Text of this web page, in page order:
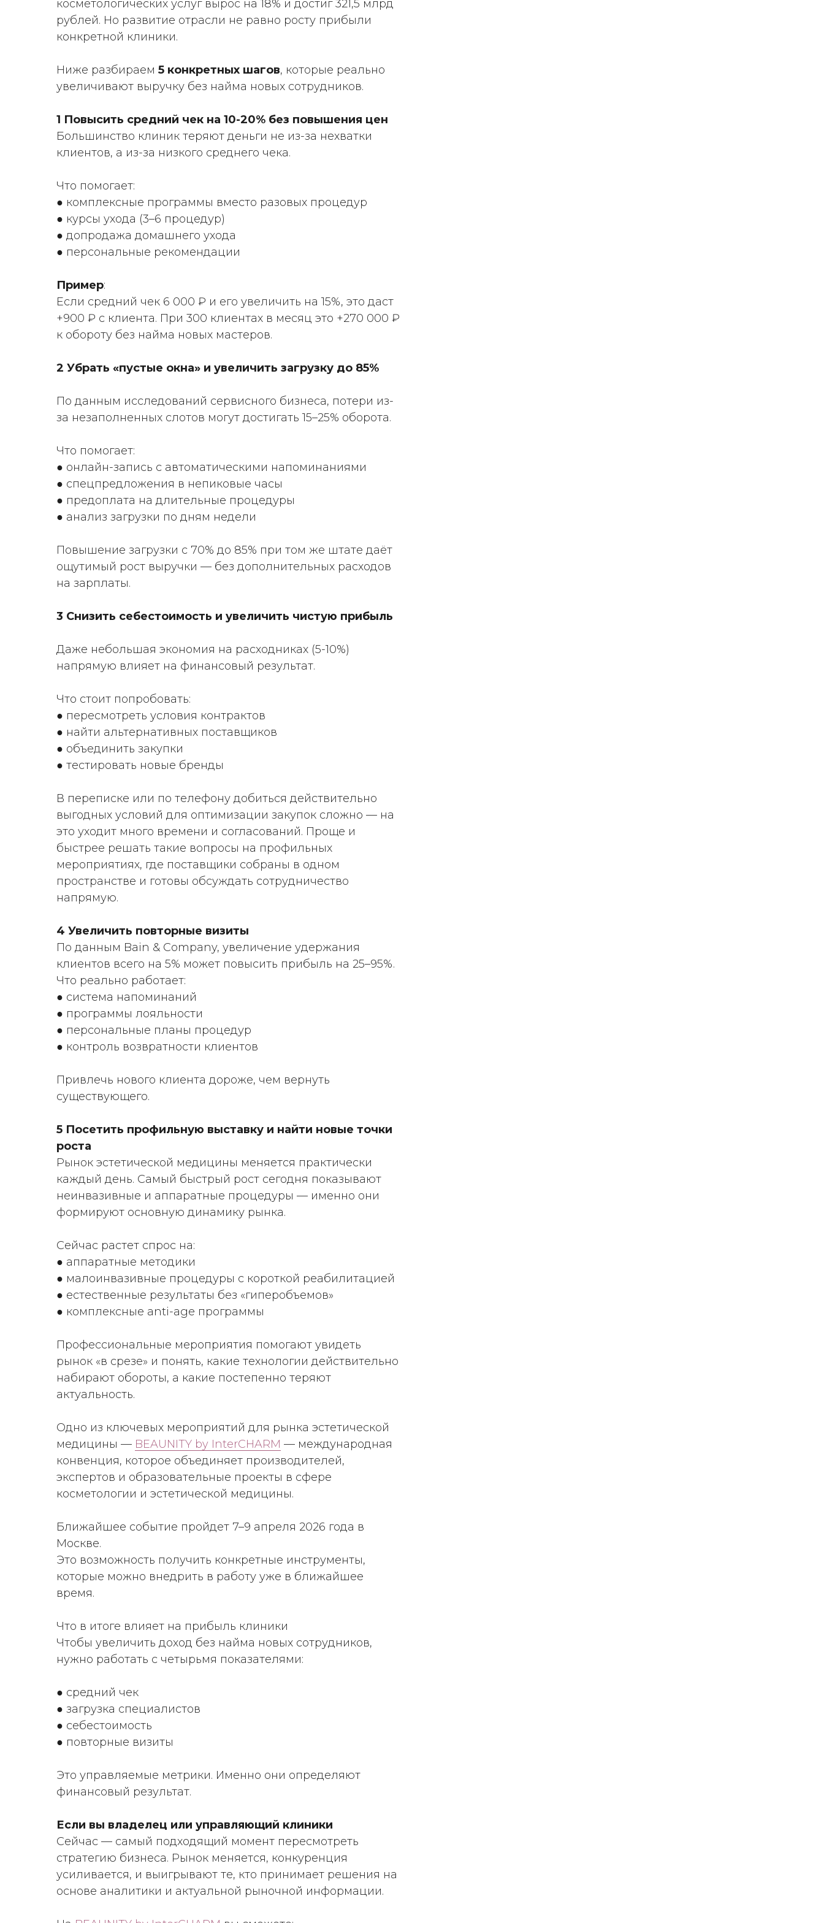
косметологических услуг вырос на 18% и достиг 321,5 млрд
рублей. Но развитие отрасли не равно росту прибыли
конкретной клиники.
Ниже разбираем 5 конкретных шагов, которые реально
увеличивают выручку без найма новых сотрудников.
1 Повысить средний чек на 10-20% без повышения цен
Большинство клиник теряют деньги не из-за нехватки
клиентов, а из-за низкого среднего чека.
Что помогает:
● комплексные программы вместо разовых процедур
● курсы ухода (3–6 процедур)
● допродажа домашнего ухода
● персональные рекомендации
Пример:
Если средний чек 6 000 ₽ и его увеличить на 15%, это даст
+900 ₽ с клиента. При 300 клиентах в месяц это +270 000 ₽
к обороту без найма новых мастеров.
2 Убрать «пустые окна» и увеличить загрузку до 85%
По данным исследований сервисного бизнеса, потери из-
за незаполненных слотов могут достигать 15–25% оборота.
Что помогает:
● онлайн-запись с автоматическими напоминаниями
● спецпредложения в непиковые часы
● предоплата на длительные процедуры
● анализ загрузки по дням недели
Повышение загрузки с 70% до 85% при том же штате даёт
ощутимый рост выручки — без дополнительных расходов
на зарплаты.
3 Снизить себестоимость и увеличить чистую прибыль
Даже небольшая экономия на расходниках (5-10%)
напрямую влияет на финансовый результат.
Что стоит попробовать:
● пересмотреть условия контрактов
● найти альтернативных поставщиков
● объединить закупки
● тестировать новые бренды
В переписке или по телефону добиться действительно
выгодных условий для оптимизации закупок сложно — на
это уходит много времени и согласований. Проще и
быстрее решать такие вопросы на профильных
мероприятиях, где поставщики собраны в одном
пространстве и готовы обсуждать сотрудничество
напрямую.
4 Увеличить повторные визиты
По данным Bain & Company, увеличение удержания
клиентов всего на 5% может повысить прибыль на 25–95%.
Что реально работает:
● система напоминаний
● программы лояльности
● персональные планы процедур
● контроль возвратности клиентов
Привлечь нового клиента дороже, чем вернуть
существующего.
5 Посетить профильную выставку и найти новые точки
роста
Рынок эстетической медицины меняется практически
каждый день. Самый быстрый рост сегодня показывают
неинвазивные и аппаратные процедуры — именно они
формируют основную динамику рынка.
Сейчас растет спрос на:
● аппаратные методики
● малоинвазивные процедуры с короткой реабилитацией
● естественные результаты без «гиперобъемов»
● комплексные anti-age программы
Профессиональные мероприятия помогают увидеть
рынок «в срезе» и понять, какие технологии действительно
набирают обороты, а какие постепенно теряют
актуальность.
Одно из ключевых мероприятий для рынка эстетической
медицины — BEAUNITY by InterCHARM — международная
конвенция, которое объединяет производителей,
экспертов и образовательные проекты в сфере
косметологии и эстетической медицины.
Ближайшее событие пройдет 7–9 апреля 2026 года в
Москве.
Это возможность получить конкретные инструменты,
которые можно внедрить в работу уже в ближайшее
время.
Что в итоге влияет на прибыль клиники
Чтобы увеличить доход без найма новых сотрудников,
нужно работать с четырьмя показателями:
● средний чек
● загрузка специалистов
● себестоимость
● повторные визиты
Это управляемые метрики. Именно они определяют
финансовый результат.
Если вы владелец или управляющий клиники
Сейчас — самый подходящий момент пересмотреть
стратегию бизнеса. Рынок меняется, конкуренция
усиливается, и выигрывают те, кто принимает решения на
основе аналитики и актуальной рыночной информации.